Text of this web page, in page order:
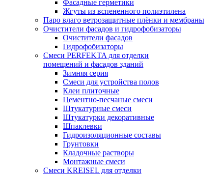
Фасадные герметики
Жгуты из вспененного полиэтилена
Паро влаго ветрозащитные плёнки и мембраны
Очистители фасадов и гидрофобизаторы
Очистители фасадов
Гидрофобизаторы
Смеси PERFEKTA для отделки
помещений и фасадов зданий
Зимняя серия
Смеси для устройства полов
Клеи плиточные
Цементно-песчаные смеси
Штукатурные смеси
Штукатурки декоративные
Шпаклевки
Гидроизоляционные составы
Грунтовки
Кладочные растворы
Монтажные смеси
Смеси KREISEL для отделки